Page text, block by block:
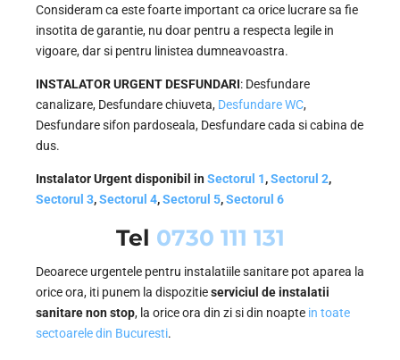
Consideram ca este foarte important ca orice lucrare sa fie
insotita de garantie, nu doar pentru a respecta legile in
vigoare, dar si pentru linistea dumneavoastra.
INSTALATOR URGENT DESFUNDARI: Desfundare
canalizare, Desfundare chiuveta, Desfundare WC,
Desfundare sifon pardoseala, Desfundare cada si cabina de
dus.
Instalator Urgent disponibil inSectorul 1,Sectorul 2,
Sectorul 3,Sectorul 4,Sectorul 5,Sectorul 6
Tel 0730 111 131
Deoarece urgentele pentru instalatiile sanitare pot aparea la
orice ora, iti punem la dispozitieserviciul de instalatii
sanitare non stop, la orice ora din zi si din noapte in toate
sectoarele din Bucuresti.